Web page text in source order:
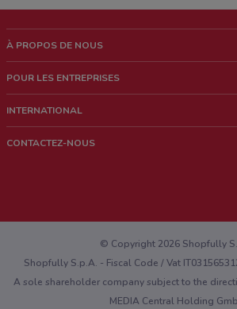
À PROPOS DE NOUS
News & Médias
POUR LES ENTREPRISES
Contacts commerciaux et/ou marketing
INTERNATIONAL
CONTACTEZ-NOUS
Vous rencontrez un problème technique sur l’appli
© Copyright 2026 Shopfully
Shopfully S.p.A. - Fiscal Code / Vat
A sole shareholder company subject to the
MEDIA Central Holding